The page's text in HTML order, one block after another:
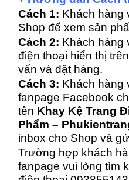
Cách 1: Khách hàng
Shop để xem sản
Cách 2: Khách hàng
điện thoại hiển thị
vấn và đặt hàng.
Cách 3: Khách hàng
fanpage Facebook
tên Khay Kệ Trang
Phẩm –
inbox cho Shop và
Trường hợp khách
fanpage vui lòng tìm